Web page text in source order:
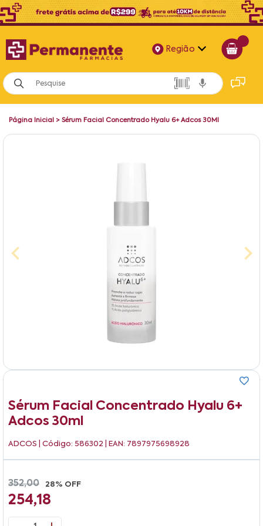
Região
Alagoas
Bahia
Página Inicial > Sérum Facial Concentrado Hyalu 6+ Adcos 30Ml
Sérum Facial Concentrado Hyalu 6+
Adcos 30ml
ADCOS | Código: 586302 | EAN: 7897975698928
352,00 28% OFF
254,18